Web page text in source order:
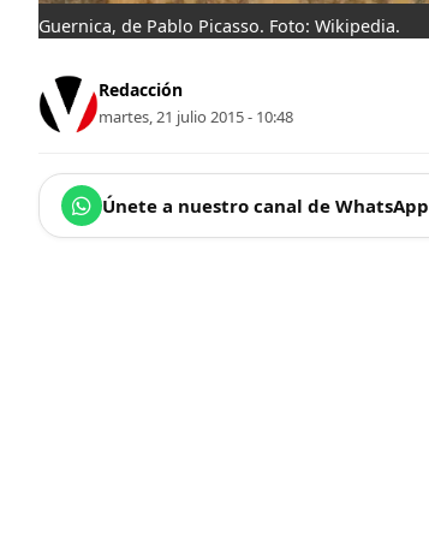
Guernica, de Pablo Picasso. Foto: Wikipedia.
Redacción
martes, 21 julio 2015 - 10:48
Únete a nuestro canal de WhatsApp